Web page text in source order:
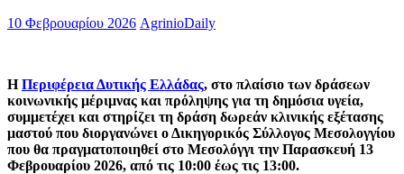
10 Φεβρουαρίου 2026 AgrinioDaily
ΗΠεριφέρεια Δυτικής Ελλάδας, στο πλαίσιο των δράσεων
κοινωνικής μέριμνας και πρόληψης για τη δημόσια υγεία,
συμμετέχει και στηρίζει τη δράση δωρεάν κλινικής εξέτασης
μαστού που διοργανώνει ο Δικηγορικός Σύλλογος Μεσολογγίου
που θα πραγματοποιηθεί στο Μεσολόγγι την Παρασκευή 13
Φεβρουαρίου 2026, από τις 10:00 έως τις 13:00.